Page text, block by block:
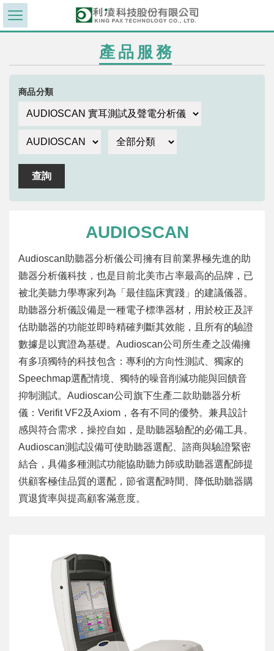
產品服務
商品分類
AUDIOSCAN
Audioscan助聽器分析儀公司擁有目前業界極先進的助
聽器分析儀科技，也是目前北美市占率最高的品牌，已
被北美聽力學專家列為「最佳臨床實踐」的建議儀器。
助聽器分析儀設備是一種電子標準器材，用於校正及評
估助聽器的功能並即時精確判斷其效能，且所有的驗證
數據是以實證為基礎。Audioscan公司所生產之設備擁
有多項獨特的科技包含：專利的方向性測試、獨家的
Speechmap選配情境、獨特的噪音削減功能與回饋音
抑制測試。Audioscan公司旗下生產二款助聽器分析
儀：Verifit VF2及Axiom，各有不同的優勢。兼具設計
感與符合需求，操控自如，是助聽器驗配的必備工具。
Audioscan測試設備可使助聽器選配、諮商與驗證緊密
結合，具備多種測試功能協助聽力師或助聽器選配師提
供顧客極佳品質的選配，節省選配時間、降低助聽器購
買退貨率與提高顧客滿意度。